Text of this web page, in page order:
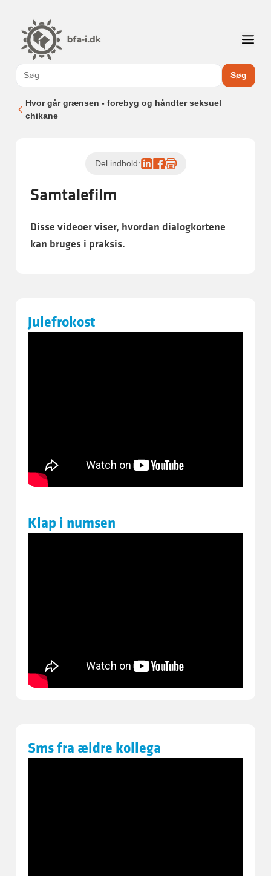
Søg
Hvor går grænsen - forebyg og håndter seksuel
chikane
Samtalefilm
Del indhold:
Disse videoer viser, hvordan dialogkortene
kan bruges i praksis.
Julefrokost
Klap i numsen
Sms fra ældre kollega